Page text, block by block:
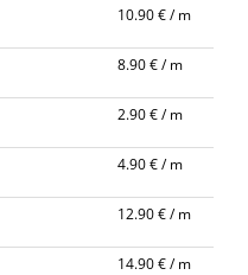
10.90 € / m
8.90 € / m
2.90 € / m
4.90 € / m
12.90 € / m
14.90 € / m